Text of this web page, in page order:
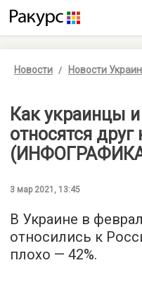
Новости Новости
Как украинцы
относятся
3 мар 2021, 13:45
В Украине в
относились к
плохо — 42%.